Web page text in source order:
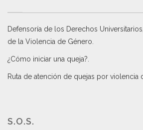
Defensoría de los Derechos
de la Violencia de Género.
¿Cómo iniciar una queja?.
Ruta de atención de quejas por violencia
S.O.S.